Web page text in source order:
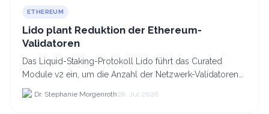
ETHEREUM
Lido plant Reduktion der Ethereum-
Validatoren
Das Liquid-Staking-Protokoll Lido führt das Curated
Module v2 ein, um die Anzahl der Netzwerk-Validatoren
von 880.000 auf etwa 628.
Dr. Stephanie Morgenroth28. Jul 2026